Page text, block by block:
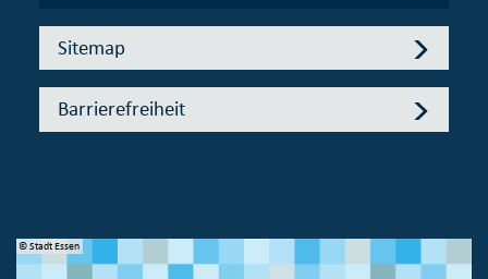
Sitemap
Barrierefreiheit
© Stadt Essen